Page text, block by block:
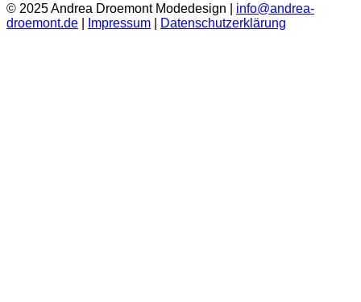
© 2025 Andrea Droemont Modedesign | info@andrea-
droemont.de
Impressum Datenschutzerklärung